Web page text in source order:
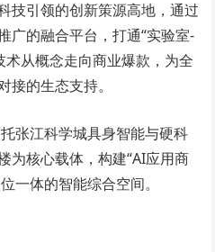
技引领的创新策源高地，通过
广的融合平台，打通“实验室-
从概念走向商业爆款，为全
接的生态支持。
张江科学城具身智能与硬科
为核心载体，构建“AI应用商
一体的智能综合空间。